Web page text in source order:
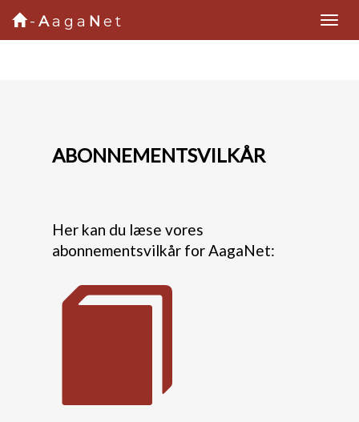
- Aaga N et
ABONNEMENTSVILKÅR
Her kan du læse vores
abonnementsvilkår for AagaNet: